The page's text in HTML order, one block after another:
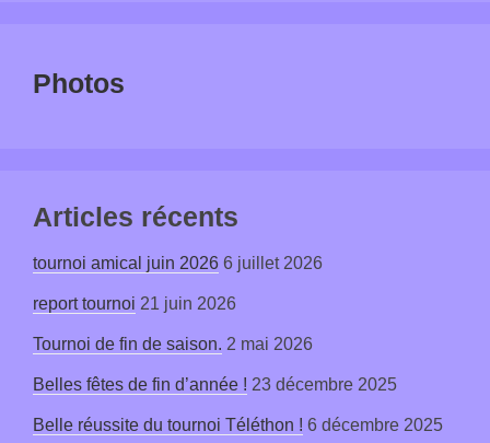
Photos
Articles récents
tournoi amical juin 2026 6 juillet 2026
report tournoi 21 juin 2026
Tournoi de fin de saison. 2 mai 2026
Belles fêtes de fin d’année ! 23 décembre 2025
Belle réussite du tournoi Téléthon ! 6 décembre 2025